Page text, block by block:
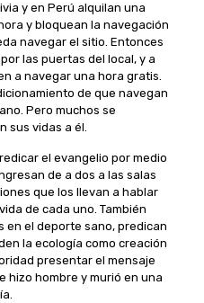
y en Perú alquilan una
y bloquean la navegación
navegar el sitio. Entonces
las puertas del local, y a
a navegar una hora gratis.
de que navegan
Pero muchos se
sus vidas a él.
el evangelio por medio
de a dos a las salas
que los llevan a hablar
de cada uno. También
en el deporte sano, predican
la ecología como creación
presentar el mensaje
hizo hombre y murió en una